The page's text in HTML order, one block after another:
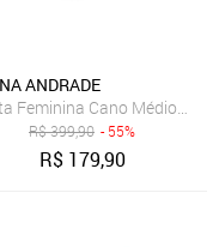
Sola Tratorada 24788FNP
ANDRADE
Feminina Cano Médio
R$399,90 - 55%
R$ 179,90